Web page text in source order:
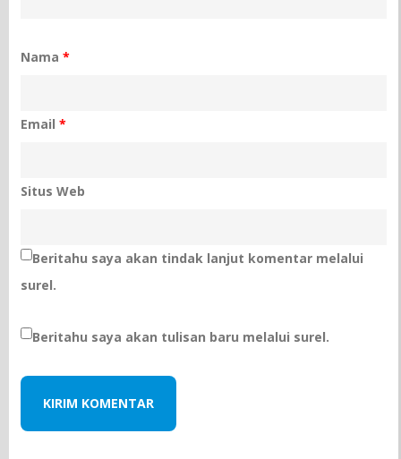
Nama*
Email*
Situs Web
Beritahu saya akan tindak lanjut komentar melalui
surel.
Beritahu saya akan tulisan baru melalui surel.